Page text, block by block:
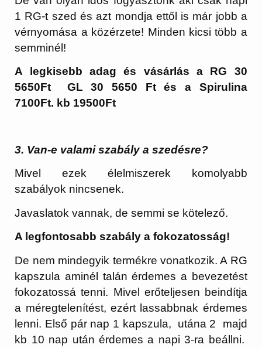
1 RG-t szed és azt mondja ettől is már jobb a
vérnyomása a közérzete! Minden kicsi több a
semminél!
A legkisebb adag és vásárlás a RG 30
5650Ft GL 30 5650 Ft és a Spirulina
7100Ft. kb 19500Ft
3. Van-e valami szabály a szedésre?
Mivel ezek élelmiszerek komolyabb
szabályok nincsenek.
Javaslatok vannak, de semmi se kötelező.
A legfontosabb szabály a fokozatosság!
De nem mindegyik termékre vonatkozik. A RG
kapszula aminél talán érdemes a bevezetést
fokozatossá tenni. Mivel erőteljesen beindítja
a méregtelenítést, ezért lassabbnak érdemes
lenni. Első pár nap 1 kapszula, utána 2 majd
kb 10 nap után érdemes a napi 3-ra beállni.